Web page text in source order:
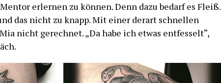
erlernen zu können. Denn dazu bedarf es Fleiß.
das nicht zu knapp. Mit einer derart schnellen
nicht gerechnet. „Da habe ich etwas entfesselt“,